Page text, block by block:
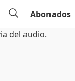
Abonados